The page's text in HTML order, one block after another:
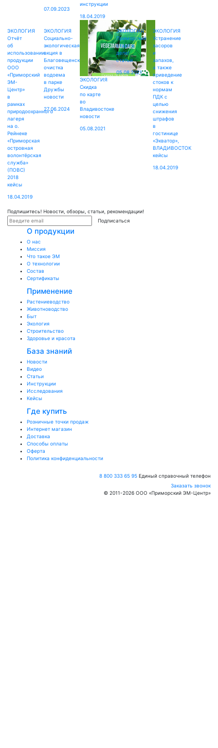
07.09.2023
инструкции
18.04.2019
ЭКОЛОГИЯ
Отчёт
об
использовании
продукции
ООО
«Приморский
ЭМ-
Центр»
в
рамках
природоохранного
лагеря
на о.
Рейнеке
«Приморская
островная
волонтёрская
служба»
(ПОВС)
2018
кейсы
18.04.2019
ЭКОЛОГИЯ
Социально-
экологическая
акция в
Благовещенске:
очистка
водоема
в парке
Дружбы
новости
27.06.2024
ЭКОЛОГИЯ
Скидка
по карте
во
Владивостоке
новости
05.08.2021
ЭКОЛОГИЯ
Приморский
старт в
деле!
статьи
05.08.2021
ЭКОЛОГИЯ
Устранение
засоров
и
запахов,
а также
приведение
стоков к
нормам
ПДК с
целью
снижения
штрафов
в
гостинице
«Экватор»,
ВЛАДИВОСТОК
кейсы
18.04.2019
Подпишитесь! Новости, обзоры, статьи, рекомендации!
Подписаться
О продукции
О нас
Миссия
Что такое ЭМ
О технологии
Состав
Сертификаты
Применение
Растениеводство
Животноводство
Быт
Экология
Строительство
Здоровье и красота
База знаний
Новости
Видео
Статьи
Инструкции
Исследования
Кейсы
Где купить
Розничные точки продаж
Интернет магазин
Доставка
Способы оплаты
Оферта
Политика конфиденциальности
8 800 333 65 95 Единый справочный телефон
Заказать звонок
© 2011-2026 ООО «Приморский ЭМ-Центр»